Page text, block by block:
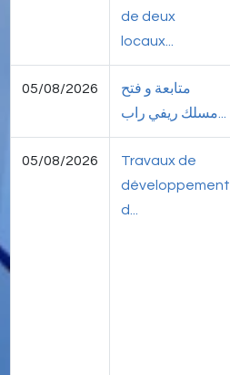
de deux
locaux...
05/08/2026
متابعة و فتح
مسلك ريفي راب...
05/08/2026
Travaux de
développement
d...